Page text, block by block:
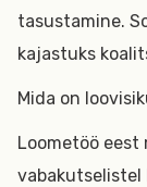
tasustamine.
kajastuks
Mida on
Loometöö eest
vabakutselistel